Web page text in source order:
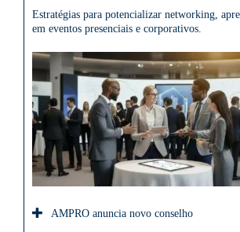
Estratégias para potencializar networking,
em eventos presenciais e corporativos.
AMPRO anuncia novo conselho